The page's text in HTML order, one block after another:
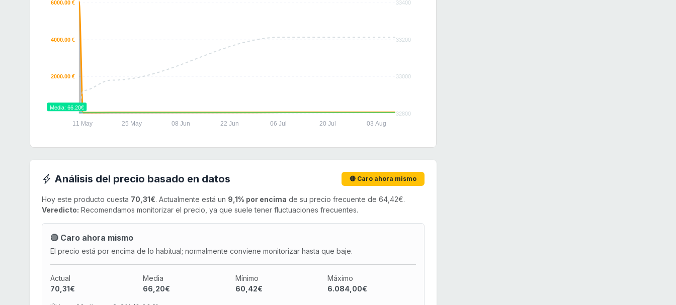
33400
33200
33000
32800
6000.00 €
4000.00 €
2000.00 €
11 May 25 May 08 Jun 22 Jun 06 Jul 20 Jul 03 Aug
Media: 66.20€
Análisis del precio basado en datos 🔴 Caro ahora mismo
Hoy este producto cuesta 70,31€. Actualmente está un 9,1% por encima de su precio frecuente de 64,42€.
Veredicto: Recomendamos monitorizar el precio, ya que suele tener fluctuaciones frecuentes.
🔴 Caro ahora mismo
El precio está por encima de lo habitual; normalmente conviene monitorizar hasta que baje.
Actual
70,31€
Media
66,20€
Mínimo
60,42€
Máximo
6.084,00€